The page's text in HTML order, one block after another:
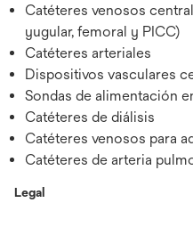
Catéteres venosos
yugular, femoral y PICC)
Catéteres arteriales
Dispositivos vasculares
Sondas de alimentación
Catéteres de diálisis
Catéteres venosos para
Catéteres de arteria
Legal